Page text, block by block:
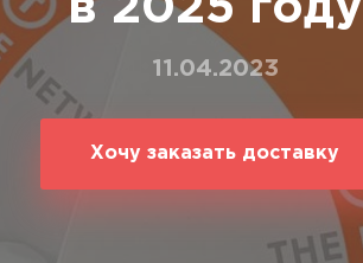
в 2025 году
11.04.2023
Хочу заказать доставку